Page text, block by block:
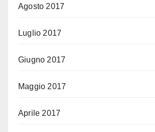
Agosto 2017
Luglio 2017
Giugno 2017
Maggio 2017
Aprile 2017